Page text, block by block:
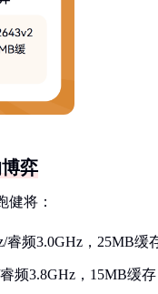
弈
健将：
睿频3.0GHz，25MB缓
频3.8GHz，15MB缓存